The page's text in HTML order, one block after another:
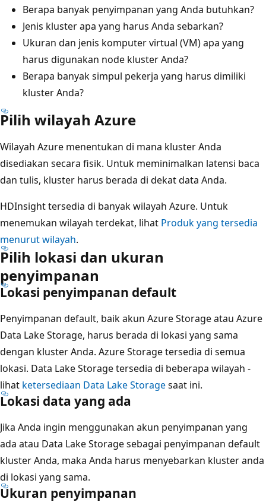
Berapa banyak penyimpanan yang Anda butuhkan?
Jenis kluster apa yang harus Anda sebarkan?
Ukuran dan jenis komputer virtual (VM) apa yang
harus digunakan node kluster Anda?
Berapa banyak simpul pekerja yang harus dimiliki
kluster Anda?
Pilih wilayah Azure
Wilayah Azure menentukan di mana kluster Anda
disediakan secara fisik. Untuk meminimalkan latensi baca
dan tulis, kluster harus berada di dekat data Anda.
HDInsight tersedia di banyak wilayah Azure. Untuk
menemukan wilayah terdekat, lihat Produk yang tersedia
menurut wilayah.
Pilih lokasi dan ukuran
penyimpanan
Lokasi penyimpanan default
Penyimpanan default, baik akun Azure Storage atau Azure
Data Lake Storage, harus berada di lokasi yang sama
dengan kluster Anda. Azure Storage tersedia di semua
lokasi. Data Lake Storage tersedia di beberapa wilayah -
lihat ketersediaan Data Lake Storagesaat ini.
Lokasi data yang ada
Jika Anda ingin menggunakan akun penyimpanan yang
ada atau Data Lake Storage sebagai penyimpanan default
kluster Anda, maka Anda harus menyebarkan kluster anda
di lokasi yang sama.
Ukuran penyimpanan